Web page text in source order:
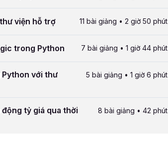
viện hỗ trợ 11 bài giảng • 2 giờ 50 phút
trong Python 7 bài giảng • 1 giờ 44 phút
Python với thư
5 bài giảng • 1 giờ 6 phút
động tỷ giá qua thời
8 bài giảng • 42 phút